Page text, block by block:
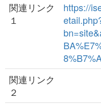
関連リンク
１
https://
関連リンク
２